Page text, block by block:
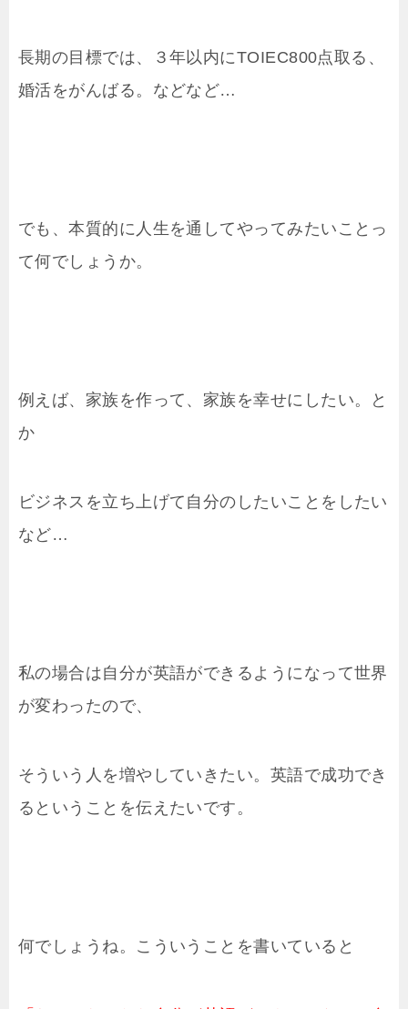
長期の目標では、３年以内にTOIEC800点取る、
婚活をがんばる。などなど…
でも、本質的に人生を通してやってみたいことっ
て何でしょうか。
例えば、家族を作って、家族を幸せにしたい。と
か
ビジネスを立ち上げて自分のしたいことをしたい
など…
私の場合は自分が英語ができるようになって世界
が変わったので、
そういう人を増やしていきたい。英語で成功でき
るということを伝えたいです。
何でしょうね。こういうことを書いていると